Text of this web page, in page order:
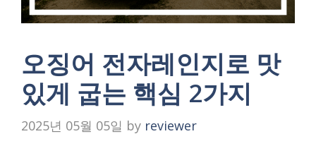
오징어 전자레인지로 맛
있게 굽는 핵심 2가지
2025년 05월 05일 by reviewer